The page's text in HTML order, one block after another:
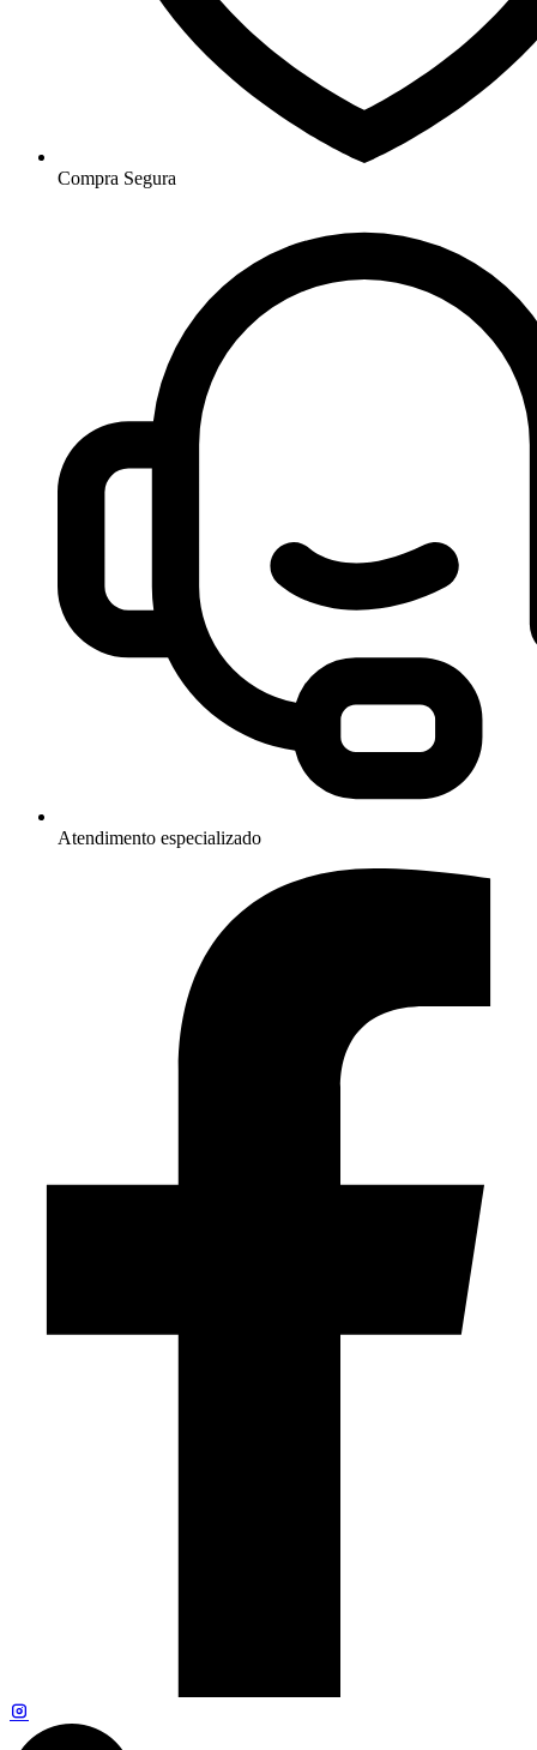
Compra Segura
Atendimento especializado